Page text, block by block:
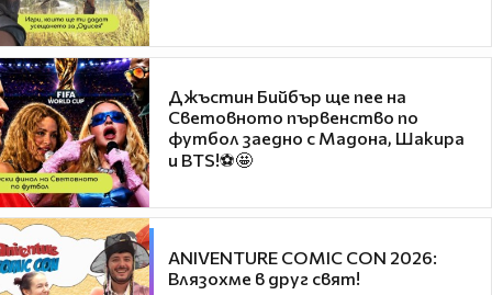
Джъстин Бийбър ще пее на
Световното първенство по
футбол заедно с Мадона, Шакира
и BTS!⚽🤩
ANIVENTURE COMIC CON 2026:
Влязохме в друг свят!